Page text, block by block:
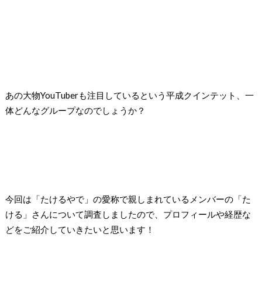
あの大物YouTuberも注目しているという平成クインテット、一
体どんなグループなのでしょうか？
今回は「たけるやで」の愛称で親しまれているメンバーの「た
ける」さんについて調査しましたので、プロフィールや経歴な
どをご紹介していきたいと思います！